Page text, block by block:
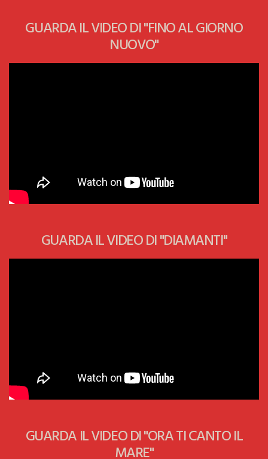
GUARDA IL VIDEO DI "FINO AL GIORNO
NUOVO"
GUARDA IL VIDEO DI "DIAMANTI"
GUARDA IL VIDEO DI "ORA TI CANTO IL
MARE"